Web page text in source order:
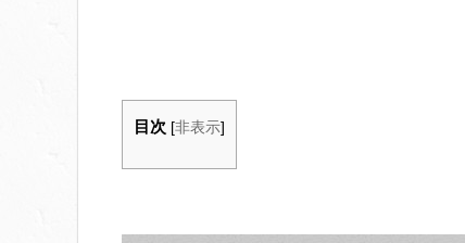
目次 [非表示]